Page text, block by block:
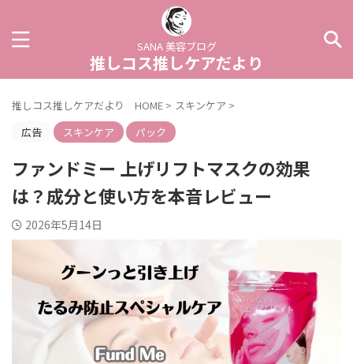
SANA 美容ブログ
推しコス推しケアだより
推しコス推しケアだより HOME > スキンケア >
広告
スキンケア パック
ファンドミー 上げリフトマスクの効果
は？成分と使い方を本音レビュー
2026年5月14日